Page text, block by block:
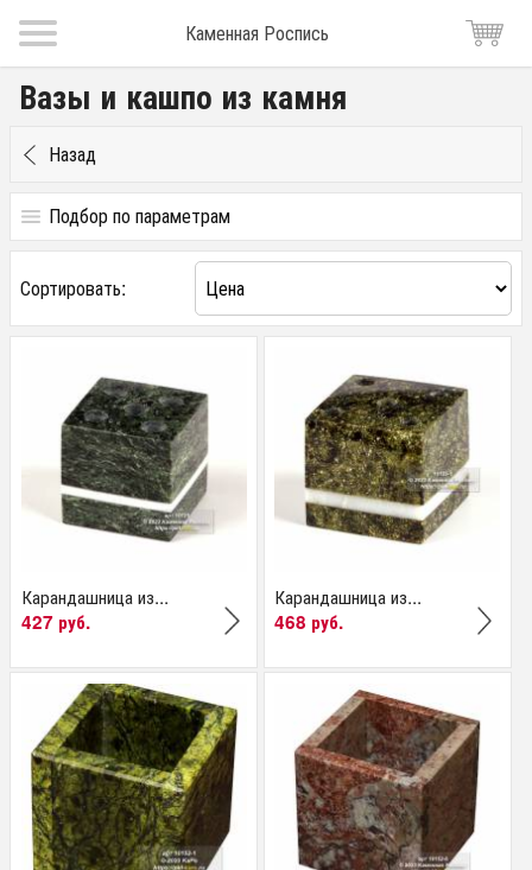
Каменная Роспись
Вазы и кашпо из камня
Назад
Подбор по параметрам
материал
Змеевик
Криноидный известняк
Мрамор
Змеевик, мрамор
Змеевик, мрамор, каменная крошка
Змеевик, стекло, каменная крошка
Змеевик, каменная крошка
Криноидный известняк, бронза, стекло
Яшма, змеевик
Змеевик, камни в ассортименте
Сортировать:
Карандашница из...
427 руб.
Карандашница из...
468 руб.